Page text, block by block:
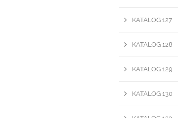
KATALOG 127
KATALOG 128
KATALOG 129
KATALOG 130